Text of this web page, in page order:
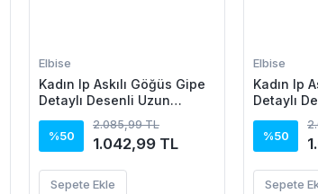
Elbise
Kadın Ip Askılı Göğüs Gipe
Detaylı Desenli Uzun
%50
2.085,99 TL
1.042,99 TL
Sepete Ekle
Elbise
Kadın Ip
Detaylı
%50
Sepete